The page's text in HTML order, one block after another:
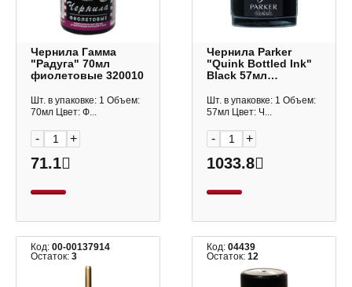
Чернила Гамма
"Радуга" 70мл
фиолетовые 320010
Шт. в упаковке: 1 Объем:
70мл Цвет: Ф...
- +
71.1
Чернила Parker
"Quink Bottled Ink"
Black 57мл
Шт. в упаковке: 1 Объем:
57мл Цвет: Ч...
- +
1033.8
Код: 00-00137914
Остаток: 3
Код:04439
Остаток:12